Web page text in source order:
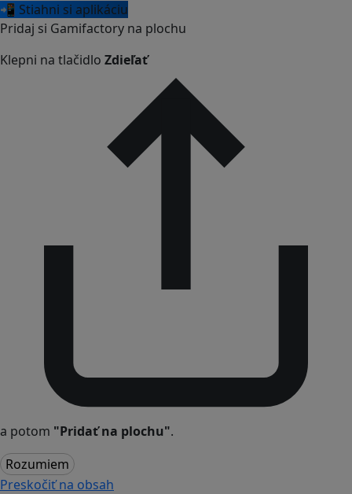
📲 Stiahni si aplikáciu
Pridaj si Gamifactory na plochu
Klepni na tlačidlo Zdieľať
a potom "Pridať na plochu".
Rozumiem
Preskočiť na obsah